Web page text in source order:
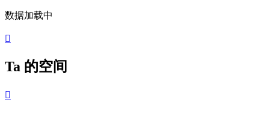
数据加载中

Ta 的空间
